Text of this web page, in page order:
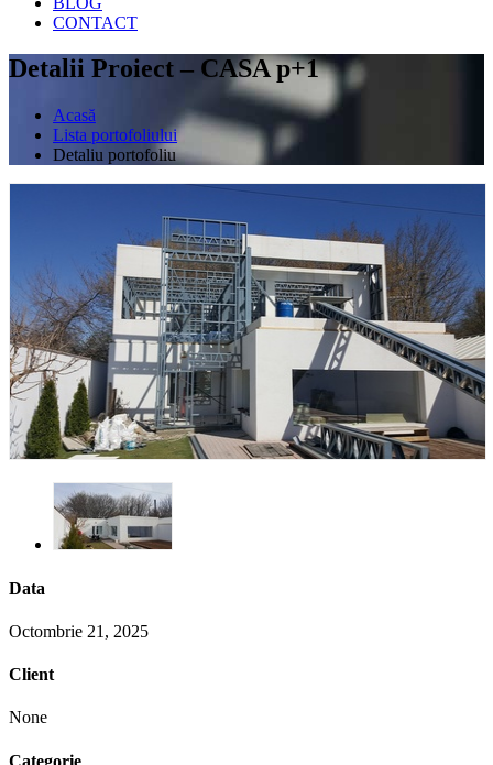
CONTACT
Detalii Proiect – CASA p+1
Acasă
Lista portofoliului
Detaliu portofoliu
Data
Octombrie 21, 2025
Client
None
Categorie